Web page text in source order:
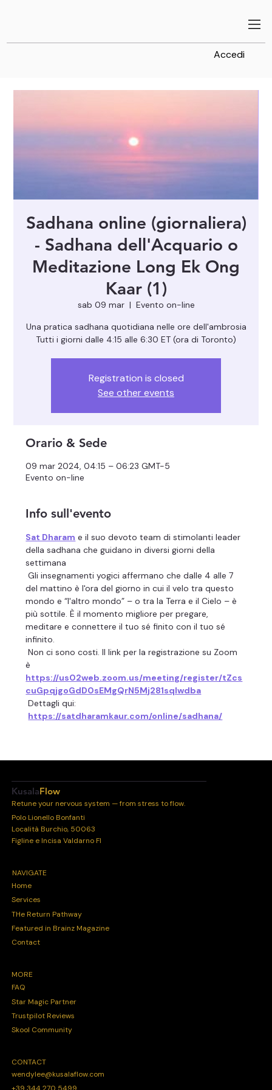
Accedi
Sadhana online (giornaliera)
- Sadhana dell'Acquario o
Meditazione Long Ek Ong
Kaar (1)
sab 09 mar
  |
Evento on-line
Una pratica sadhana quotidiana nelle ore dell'ambrosia
Registration is closed
See other events
Orario & Sede
09 mar 2024, 04:15 – 06:23 GMT-5
Evento on-line
Info sull'evento
Sat Dharam e il suo devoto team di stimolanti leader
della sadhana che guidano in diversi giorni della
settimana
Gli insegnamenti yogici affermano che dalle 4 alle 7
del mattino è l'ora del giorno in cui il velo tra questo
mondo e “l'altro mondo” – o tra la Terra e il Cielo – è
più sottile. È il momento migliore per pregare,
meditare e connettere il tuo sé finito con il tuo sé
infinito.
Non ci sono costi. Il link per la registrazione su Zoom
è
https://us02web.zoom.us/meeting/register/tZcs
cuGpqjgoGdD0sEMgQrN5Mj281sqIwdba
Dettagli qui:
https://satdharamkaur.com/online/sadhana/
KusalaFlow
Retune your nervous system — from stress to flow.
Polo Lionello Bonfanti
Località Burchio, 50063
Figline e Incisa Valdarno FI
NAVIGATE
Home
Services
THe Return Pathway
Featured in Brainz Magazine
Contact
MORE
FAQ
Star Magic Partner
Trustpilot Reviews
Skool Community
CONTACT
wendylee@kusalaflow.com